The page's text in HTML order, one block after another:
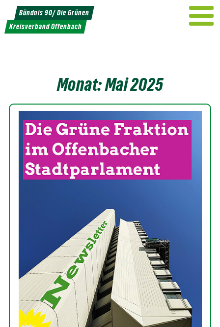
Weiter
zum
Inhalt
Bündnis 90/ Die Grünen
Kreisverband Offenbach
Monat:Mai 2025